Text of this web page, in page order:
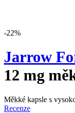
-22%
Jarrow
12 mg
Měkké kapsle s
Recenze